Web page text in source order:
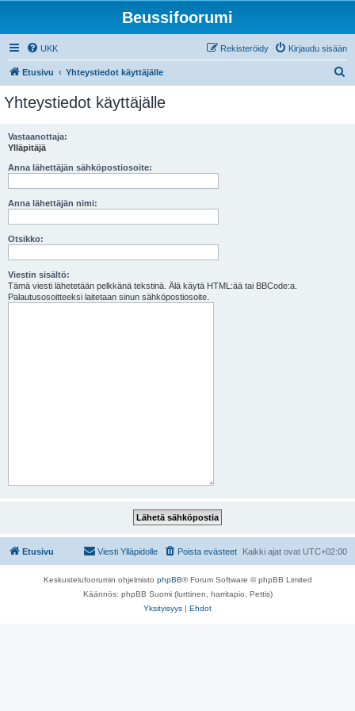
Beussifoorumi
UKK Kirjaudu sisään
Rekisteröidy
Etusivu Yhteystiedot käyttäjälle
Yhteystiedot käyttäjälle
Vastaanottaja:
Ylläpitäjä
Anna lähettäjän sähköpostiosoite:
Anna lähettäjän nimi:
Otsikko:
Viestin sisältö:
Tämä viesti lähetetään pelkkänä tekstinä. Älä käytä HTML:ää tai BBCode:a.
Palautusosoitteeksi laitetaan sinun sähköpostiosoite.
Etusivu Kaikki ajat ovat UTC+02:00
Poista evästeet
Viesti Ylläpidolle
Keskustelufoorumin ohjelmisto phpBB® Forum Software © phpBB Limited
Käännös: phpBB Suomi (lurttinen, harritapio, Pettis)
Yksityisyys | Ehdot